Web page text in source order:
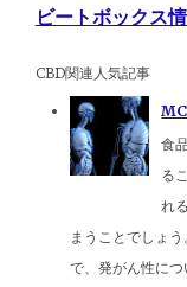
ビートボックス
CBD関連人気記事
食
る
れ
まうことでしょ
で、発がん性に